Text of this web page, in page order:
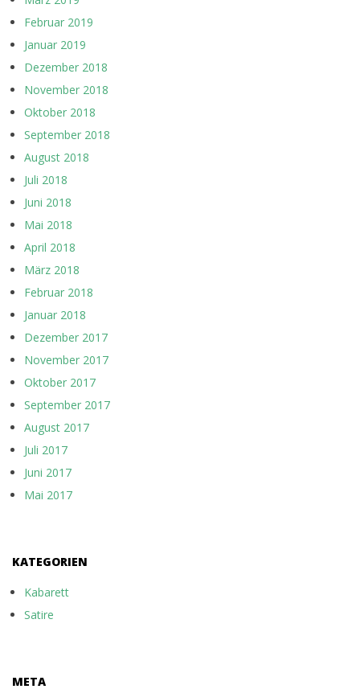
Februar 2019
Januar 2019
Dezember 2018
November 2018
Oktober 2018
September 2018
August 2018
Juli 2018
Juni 2018
Mai 2018
April 2018
März 2018
Februar 2018
Januar 2018
Dezember 2017
November 2017
Oktober 2017
September 2017
August 2017
Juli 2017
Juni 2017
Mai 2017
KATEGORIEN
Kabarett
Satire
META